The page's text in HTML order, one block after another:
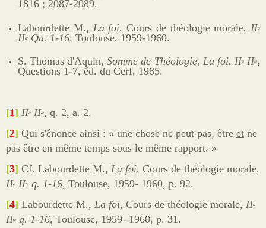
1816 ; 2087-2089.
Labourdette M., La foi, Cours de théologie morale, IIa
IIæ Qu. 1-16, Toulouse, 1959-1960.
S. Thomas d'Aquin,Somme de Théologie, La foi, IIaIIæ,
Questions 1-7, éd. du Cerf, 1985.
[1] IIa IIæ, q. 2, a. 2.
[2] Qui s'énonce ainsi : « une chose ne peut pas, être et ne
pas être en même temps sous le même rapport. »
[3] Cf. Labourdette M., La foi, Cours de théologie morale,
IIa IIæ q. 1-16, Toulouse, 1959- 1960, p. 92.
[4] Labourdette M., La foi, Cours de théologie morale, IIa
IIæ q. 1-16, Toulouse, 1959- 1960, p. 31.